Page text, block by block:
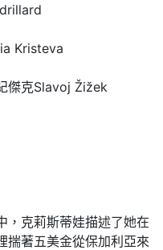
Kristeva
傑克Slavoj Žižek
，克莉斯蒂娃描述了她在
揣著五美金從保加利亞來